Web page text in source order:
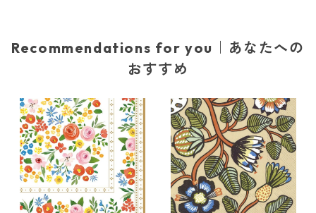
Recommendations for you｜あなたへの
おすすめ